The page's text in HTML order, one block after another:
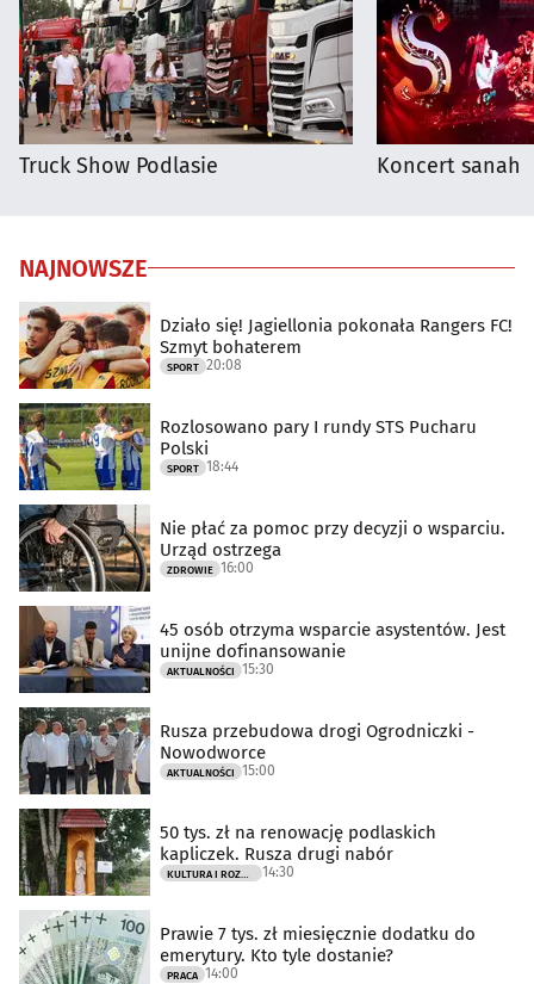
Truck Show Podlasie Koncert sanah
NAJNOWSZE
Działo się! Jagiellonia pokonała Rangers FC!
Szmyt bohaterem
SPORT 20:08
Rozlosowano pary I rundy STS Pucharu
Polski
SPORT 18:44
Nie płać za pomoc przy decyzji o wsparciu.
Urząd ostrzega
ZDROWIE 16:00
45 osób otrzyma wsparcie asystentów. Jest
unijne dofinansowanie
AKTUALNOŚCI 15:30
Rusza przebudowa drogi Ogrodniczki -
Nowodworce
AKTUALNOŚCI 15:00
50 tys. zł na renowację podlaskich
kapliczek. Rusza drugi nabór
KULTURA I ROZRYWKA 14:30
Prawie 7 tys. zł miesięcznie dodatku do
emerytury. Kto tyle dostanie?
PRACA 14:00